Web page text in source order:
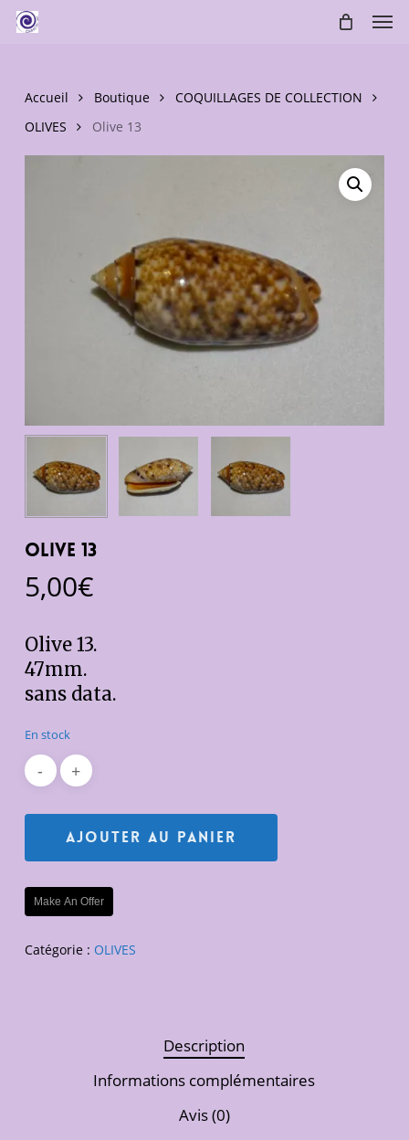
main
Accueil Boutique
COQUILLAGES DE COLLECTION
OLIVES
Olive 13
Olive 13
5,00€
Olive 13.
47mm.
sans data.
En stock
Ajouter Au Panier
Make An Offer
Catégorie : OLIVES
Description
Informations complémentaires
Avis (0)